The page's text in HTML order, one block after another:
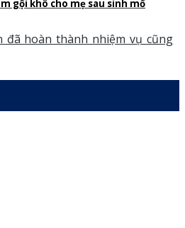
gội khô cho mẹ sau sinh mổ
đã hoàn thành nhiệm vụ cũng